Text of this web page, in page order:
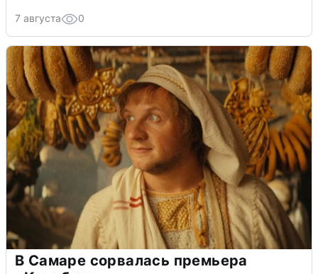
7 августа 0
В Самаре сорвалась премьера